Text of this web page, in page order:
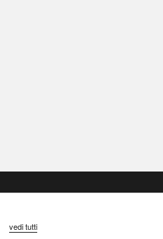
vedi tutti